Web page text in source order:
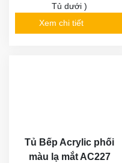
Tủ dưới )
Xem chi tiết
Tủ Bếp Acrylic phối
màu lạ mắt AC227